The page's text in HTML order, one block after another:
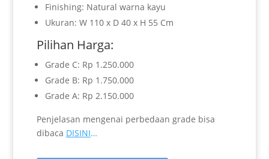
Finishing: Natural warna kayu
Ukuran: W 110 x D 40 x H 55 Cm
Pilihan Harga:
Grade C: Rp 1.250.000
Grade B: Rp 1.750.000
Grade A: Rp 2.150.000
Penjelasan mengenai perbedaan grade bisa
dibaca DISINI…